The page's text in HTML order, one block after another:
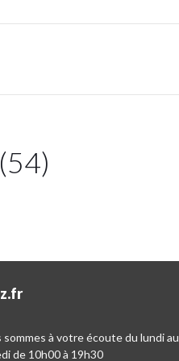
sommes à votre écoute du lundi au
de 10h00 à 19h30